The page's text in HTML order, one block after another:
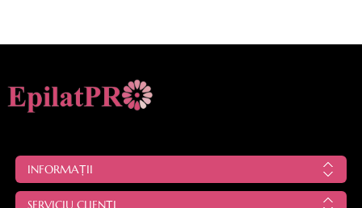
INFORMAȚII
SERVICIU CLIENȚI